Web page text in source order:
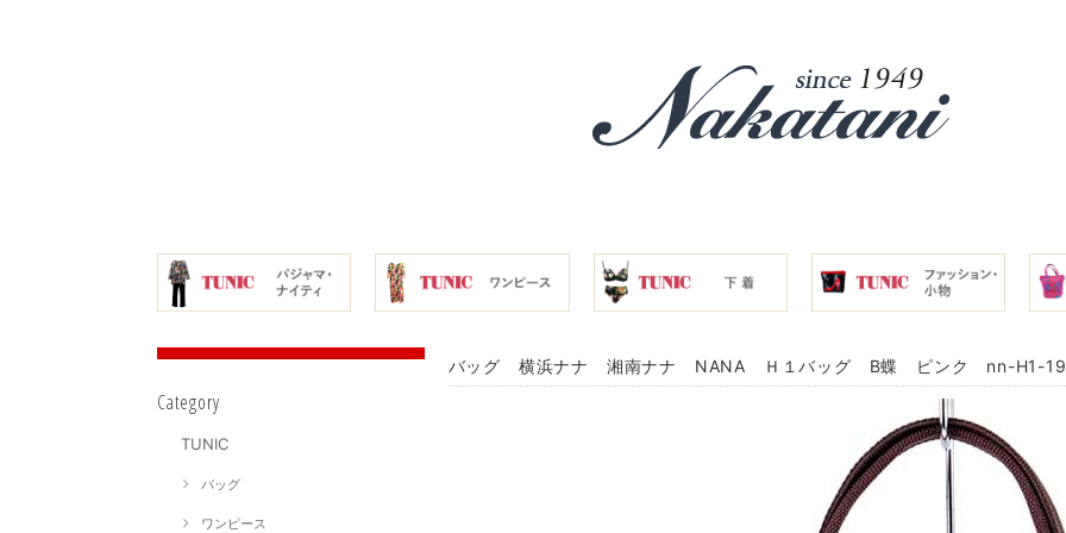
Category
TUNIC
バッグ
ワンピース
バッグ 横浜ナナ 湘南ナナ NANA Ｈ１バッグ B蝶 ピンク nn-H1-